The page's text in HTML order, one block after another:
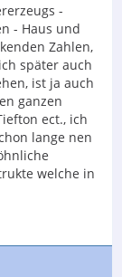
-
- Haus und
Zahlen,
später auch
ist ja auch
ganzen
ect., ich
lange nen
welche in